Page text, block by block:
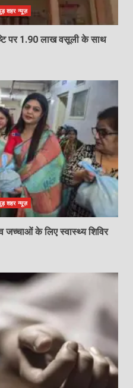
शहर न्यूज़
पर 1.90 लाख वसूली के साथ
शहर न्यूज़
जच्चाओं के लिए स्वास्थ्य शिविर